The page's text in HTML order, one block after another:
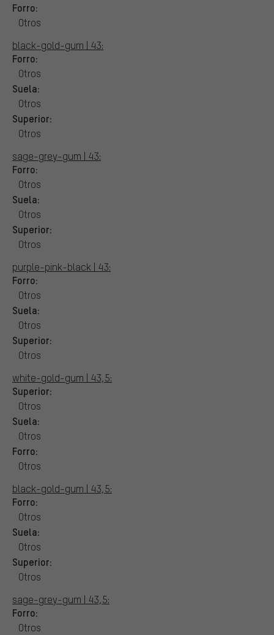
Forro:
Otros
black-gold-gum | 43:
Forro:
Otros
Suela:
Otros
Superior:
Otros
sage-grey-gum | 43:
Forro:
Otros
Suela:
Otros
Superior:
Otros
purple-pink-black | 43:
Forro:
Otros
Suela:
Otros
Superior:
Otros
white-gold-gum | 43,5:
Superior:
Otros
Suela:
Otros
Forro:
Otros
black-gold-gum | 43,5:
Forro:
Otros
Suela:
Otros
Superior:
Otros
sage-grey-gum | 43,5:
Forro:
Otros